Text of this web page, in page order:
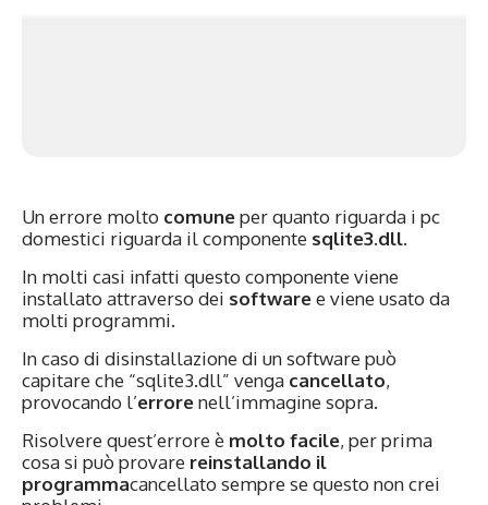
Un errore molto comuneper quanto riguarda i pc
domestici riguarda il componente sqlite3.dll.
In molti casi infatti questo componente viene
installato attraverso dei softwaree viene usato da
molti programmi.
In caso di disinstallazione di un software può
capitare che “sqlite3.dll” venga cancellato,
provocando l’errorenell’immagine sopra.
Risolvere quest’errore è molto facile, per prima
cosa si può provare reinstallando il
programmacancellato sempre se questo non crei